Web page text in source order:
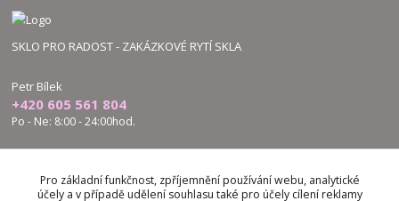
SKLO PRO RADOST - ZAKÁZKOVÉ RYTÍ SKLA
Petr Bílek
+420 605 561 804
Po - Ne: 8:00 - 24:00hod.
bilek.petr@skloproradost.cz
Pro základní funkčnost, zpříjemnění používání webu, analytické
účely a v případě udělení souhlasu také pro účely cílení reklamy